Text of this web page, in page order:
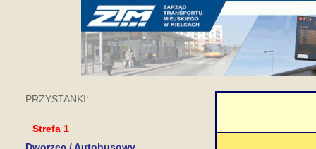
PRZYSTANKI:
Strefa 1